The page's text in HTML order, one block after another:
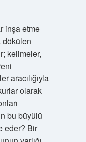
inşa etme
dökülen
kelimeler,
aracılığıyla
olarak
bu büyülü
eder? Bir